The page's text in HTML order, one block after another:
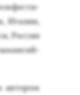
Ита­лии,
Рос­сии
ав­то­ром